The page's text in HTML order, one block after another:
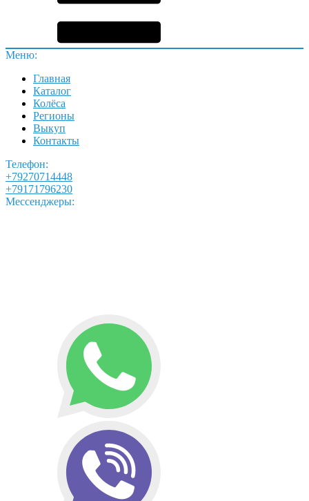
Меню:
Главная
Каталог
Колёса
Регионы
Выкуп
Контакты
Телефон:
+79270714448
+79171796230
Мессенджеры: